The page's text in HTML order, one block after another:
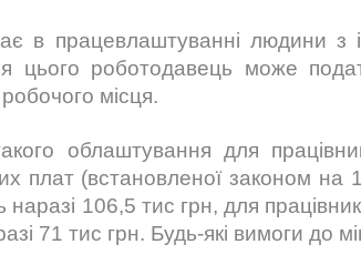
в працевлаштуванні людини з
цього роботодавець може
місця.
облаштування для
плат (встановленої законом
106,5 тис грн, для
71 тис грн. Будь-які вимоги до